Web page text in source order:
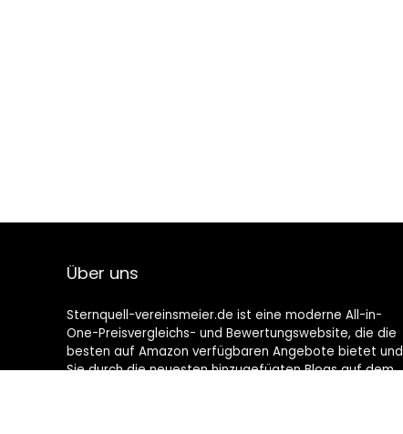
Über uns
Sternquell-vereinsmeier.de ist eine moderne All-in-
One-Preisvergleichs- und Bewertungswebsite, die die
besten auf Amazon verfügbaren Angebote bietet und
Sie durch die neuesten hinzugefügten Blogs auf dem